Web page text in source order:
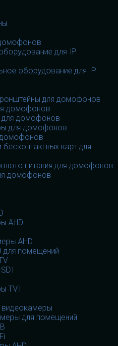
для IP
оборудование для IP
для домофонов
домофонов
для домофонов
для домофонов
бесконтактных карт для
питания для домофонов
домофонов
AHD
AHD
для помещений
TVI
видеокамеры
для помещений